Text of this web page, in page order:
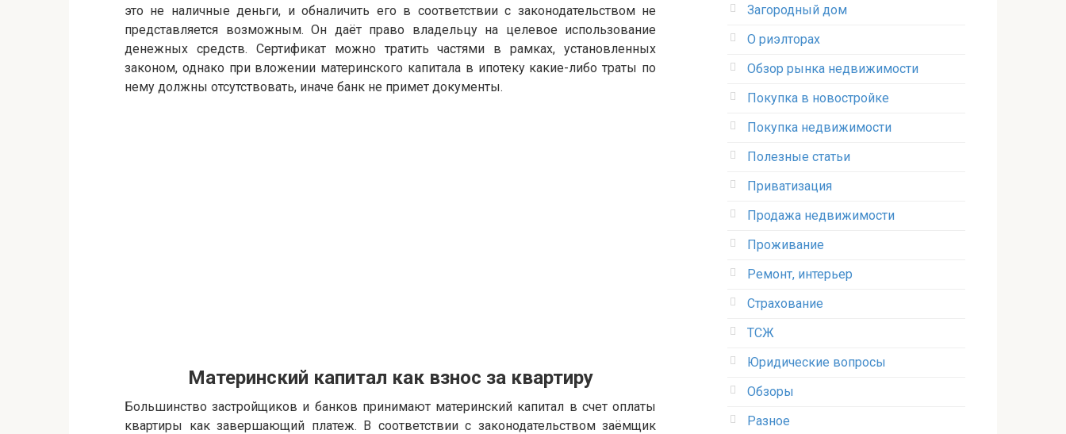
это не наличные деньги, и обналичить его в соответствии с законодательством не
представляется возможным. Он даёт право владельцу на целевое использование
денежных средств. Сертификат можно тратить частями в рамках, установленных
законом, однако при вложении материнского капитала в ипотеку какие-либо траты по
нему должны отсутствовать, иначе банк не примет документы.
Материнский капитал как взнос за квартиру
Большинство застройщиков и банков принимают материнский капитал в счет оплаты
квартиры как завершающий платеж. В соответствии с законодательством заёмщик
Загородный дом
О риэлторах
Обзор рынка недвижимости
Покупка в новостройке
Покупка недвижимости
Полезные статьи
Приватизация
Продажа недвижимости
Проживание
Ремонт, интерьер
Страхование
ТСЖ
Юридические вопросы
Обзоры
Разное